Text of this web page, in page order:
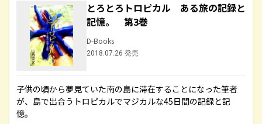
とろとろトロピカル ある旅の記録と
記憶。 第3巻
D-Books
2018.07.26 発売
子供の頃から夢見ていた南の島に滞在することになった筆者
が、島で出合うトロピカルでマジカルな45日間の記録と記
憶。